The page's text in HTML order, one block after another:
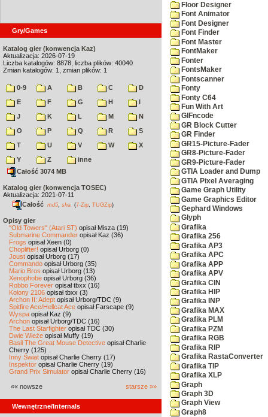
Gry/Games
Katalog gier (konwencja Kaz)
Aktualizacja: 2026-07-19
Liczba katalogów: 8878, liczba plików: 40040
Zmian katalogów: 1, zmian plików: 1
0-9 A B C
D
E
F G H
I
J
K L M
N
O
P Q R
S
T
U V W
X
Y
Z
inne
Całość 3074 MB
Katalog gier (konwencja TOSEC)
Aktualizacja: 2021-07-11
Całość md5 sha (7-Zip TUGZip)
Opisy gier
"Old Towers" (Atari ST) opisał Misza (19)
Submarine Commander opisał Kaz (36)
Frogs opisał Xeen (0)
Choplifter! opisał Urborg (0)
Joust opisał Urborg (17)
Commando opisał Urborg (35)
Mario Bros opisał Urborg (13)
Xenophobe opisał Urborg (36)
Robbo Forever opisał tbxx (16)
Kolony 2106 opisał tbxx (3)
Archon II: Adept opisał Urborg/TDC (9)
Spitfire Ace/Hellcat Ace opisał Farscape (9)
Wyspa opisał Kaz (9)
Archon opisał Urborg/TDC (16)
The Last Starfighter opisał TDC (30)
Dwie Wieże opisał Muffy (19)
Basil The Great Mouse Detective opisał Charlie
Cherry (125)
Inny Świat opisał Charlie Cherry (17)
Inspektor opisał Charlie Cherry (19)
Grand Prix Simulator opisał Charlie Cherry (16)
«« nowsze starsze »»
Wewnętrzne/Internals
Floor Designer
Font Animator
Font Designer
Font Finder
Font Master
FontMaker
Fonter
FontsMaker
Fontscanner
Fonty
Fonty C64
Fun With Art
GIFncode
GR Block Cutter
GR Finder
GR15-Picture-Fader
GR8-Picture-Fader
GR9-Picture-Fader
GTIA Loader and Dump
GTIA Pixel Averaging
Game Graph Utility
Game Graphics Editor
Gephard Windows
Glyph
Grafika
Grafika 256
Grafika AP3
Grafika APC
Grafika APP
Grafika APV
Grafika CIN
Grafika HIP
Grafika INP
Grafika MAX
Grafika PLM
Grafika PZM
Grafika RGB
Grafika RIP
Grafika RastaConverter
Grafika TIP
Grafika XLP
Graph
Graph 3D
Graph View
Graph8